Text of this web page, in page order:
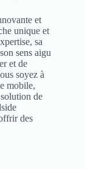
et
unique et
sa
sens aigu
et de
soyez à
mobile,
de
des